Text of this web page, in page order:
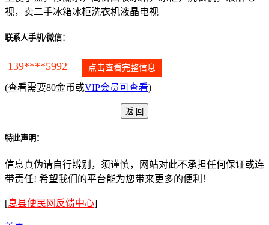
视，卖二手冰箱冰柜洗衣机液晶电视
联系人手机/微信：
139****5992 点击查看完整信息
(查看需要80金币或VIP会员可查看)
特此声明：
信息真伪请自行辨别，须谨慎，网站对此不承担任何保证或连
带责任! 希望我们的平台能为您带来更多的便利！
[息县便民网反馈中心]